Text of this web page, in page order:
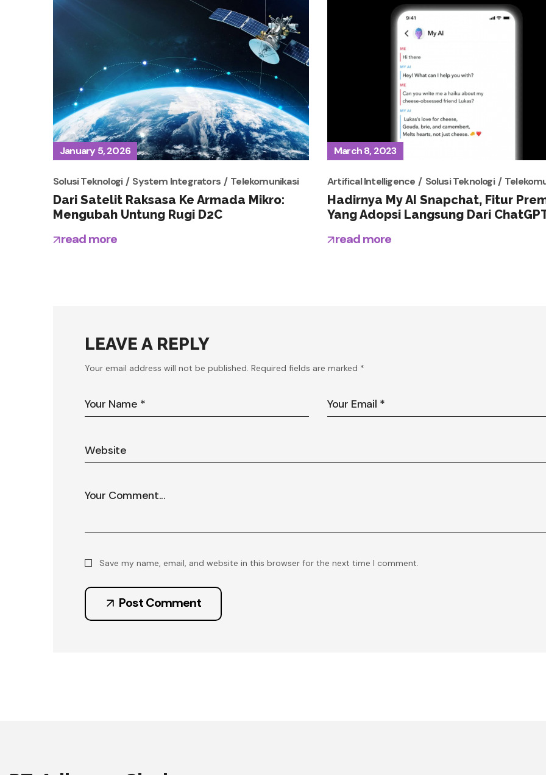
January 5, 2026
Solusi Teknologi System Integrators Telekomunikasi
Dari Satelit Raksasa Ke Armada Mikro:
Mengubah Untung Rugi D2C
read more
March 8, 2023
Artifical Intelligence Solusi Teknologi
Hadirnya My AI Snapchat, Fitur
Yang Adopsi Langsung Dari
read more
LEAVE A REPLY
Your email address will not be published. Required fields are marked *
Save my name, email, and website in this browser for the next time I comment.
Post Comment